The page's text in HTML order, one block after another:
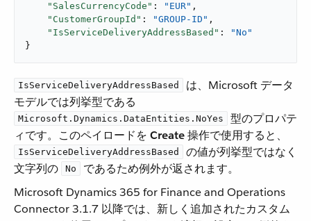
"SalesCurrencyCode" : "EUR" ,
"CustomerGroupId" : "GROUP-ID" ,
"IsServiceDeliveryAddressBased" :
"No"
}
IsServiceDeliveryAddressBased
​ は、Microsoft データ
モデルでは列挙型である ​
Microsoft.Dynamics.DataEntities.NoYes
​ 型のプロパテ
ィです。このペイロードを ​ Create​ 操作で使用すると、​
IsServiceDeliveryAddressBased
​ の値が列挙型ではなく
文字列の ​
No
​ であるため例外が返されます。
Microsoft Dynamics 365 for Finance and Operations
Connector 3.1.7 以降では、新しく追加されたカスタム